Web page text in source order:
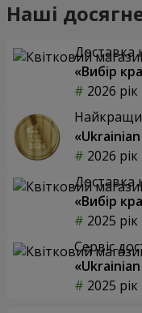
Наші
Доставка
«Вибір
2026 рік
2026 рік
Доставка
«Вибір
2025 рік
Сервіс
2025 рік